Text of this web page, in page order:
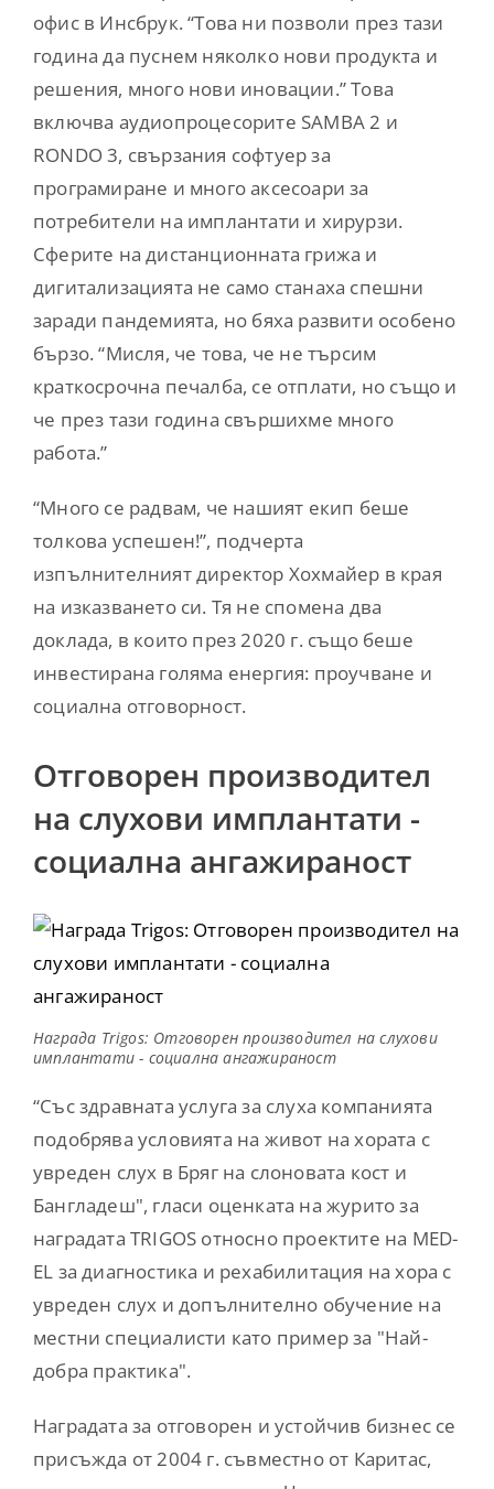
офис в Инсбрук. “Това ни позволи през тази
година да пуснем няколко нови продукта и
решения, много нови иновации.” Това
включва аудиопроцесорите SAMBA 2 и
RONDO 3, свързания софтуер за
програмиране и много аксесоари за
потребители на имплантати и хирурзи.
Сферите на дистанционната грижа и
дигитализацията не само станаха спешни
заради пандемията, но бяха развити особено
бързо. “Мисля, че това, че не търсим
краткосрочна печалба, се отплати, но също и
че през тази година свършихме много
работа.”
“Много се радвам, че нашият екип беше
толкова успешен!”, подчерта
изпълнителният директор Хохмайер в края
на изказването си. Тя не спомена два
доклада, в които през 2020 г. също беше
инвестирана голяма енергия: проучване и
социална отговорност.
Отговорен производител
на слухови имплантати -
социална ангажираност
Награда Trigos: Отговорен производител на слухови
имплантати - социална ангажираност
“Със здравната услуга за слуха компанията
подобрява условията на живот на хората с
увреден слух в Бряг на слоновата кост и
Бангладеш", гласи оценката на журито за
наградата TRIGOS относно проектите на MED-
EL за диагностика и рехабилитация на хора с
увреден слух и допълнително обучение на
местни специалисти като пример за "Най-
добра практика".
Наградата за отговорен и устойчив бизнес се
присъжда от 2004 г. съвместно от Каритас,